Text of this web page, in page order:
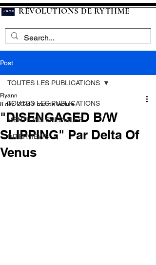
RÉVOLUTIONS DE RYTHME
Post
TOUTES LES PUBLICATIONS
MENTIONS SPECIALES
INTERVIEWS
TOUTES LES PUBLICATIONS
"DISENGAGED B/W
SLIPPING" Par Delta Of
Venus
Ryann
8 déc. 2024 2 min de lecture